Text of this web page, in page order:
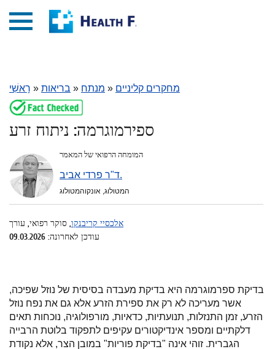
רָאשִׁי » בריאות » מנתח » מחקרים קליניים
ספירמוגרמה: ניתוח זרע
המומחה הרפואי של המאמר
ד"ר פרדי אביב.
המטולוג, אונקוהמטולוג
אלכסיי קריבנקו, סוקר רפואי, עורך
עודכן לאחרונה: 09.03.2026
בדיקת ספרמוגרמה היא בדיקת מעבדה בסיסית של נוזל שפיכה,
אשר מעריכה לא רק את ספירת הזרע אלא גם את נפח נוזל
הזרע, זמן התנזלות, תנועתיות, כדאיות, מורפולוגיה, נוכחות תאים
דלקתיים ומספר אינדיקטורים עקיפים לתפקוד בלוטת הרבייה
הגברית. זוהי אינה "בדיקת פוריות" במובן הצר, אלא נקודת